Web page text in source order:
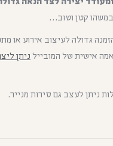
קטן וטוב…
גדולה לעיצוב אירוע או
אישית של המובייל ניתן
ניתן לעצב גם סירות מנייר.